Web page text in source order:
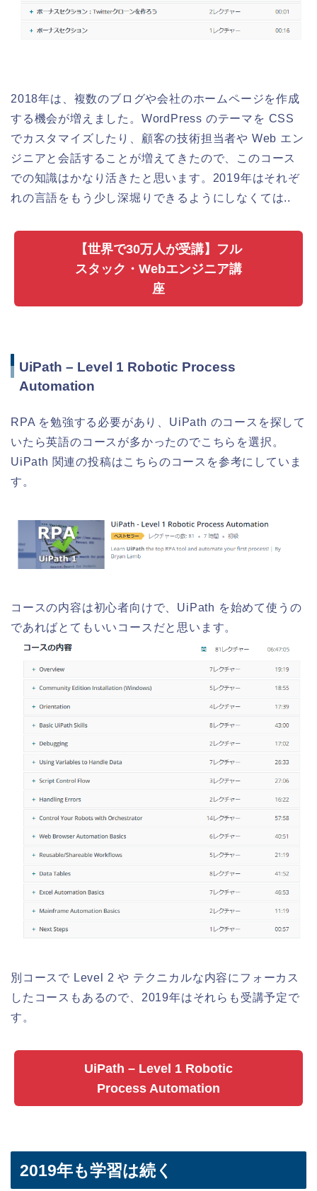
2018年は、複数のブログや会社のホームページを作成
する機会が増えました。WordPress のテーマを CSS
でカスタマイズしたり、顧客の技術担当者や Web エン
ジニアと会話することが増えてきたので、このコース
での知識はかなり活きたと思います。2019年はそれぞ
れの言語をもう少し深堀りできるようにしなくては..
【世界で30万人が受講】フル
スタック・Webエンジニア講
座
UiPath – Level 1 Robotic Process
Automation
RPA を勉強する必要があり、UiPath のコースを探して
いたら英語のコースが多かったのでこちらを選択。
UiPath 関連の投稿はこちらのコースを参考にしていま
す。
コースの内容は初心者向けで、UiPath を始めて使うの
であればとてもいいコースだと思います。
別コースで Level 2 や テクニカルな内容にフォーカス
したコースもあるので、2019年はそれらも受講予定で
す。
UiPath – Level 1 Robotic
Process Automation
2019年も学習は続く